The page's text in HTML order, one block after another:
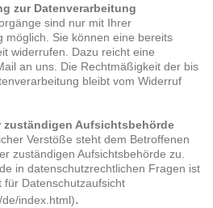
zur Datenverarbeitung
sind nur mit Ihrer
möglich. Sie können eine bereits
widerrufen. Dazu reicht eine
an uns. Die Rechtmäßigkeit der bis
bleibt vom Widerruf
zuständigen Aufsichtsbehörde
Verstöße steht dem Betroffenen
zuständigen Aufsichtsbehörde zu.
in datenschutzrechtlichen Fragen ist
Datenschutzaufsicht
index.html).